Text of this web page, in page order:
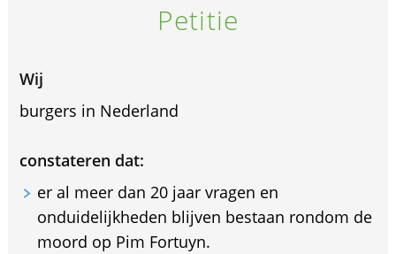
Petitie
Wij
burgers in Nederland
constateren dat:
er al meer dan 20 jaar vragen en
onduidelijkheden blijven bestaan rondom de
moord op Pim Fortuyn.